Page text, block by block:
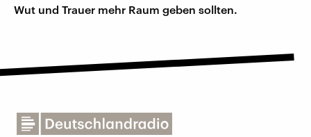
Wut und Trauer mehr Raum geben sollten.